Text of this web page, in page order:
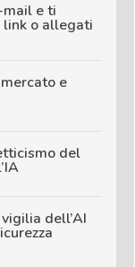
mail e ti
link o allegati
e
del
dell’AI